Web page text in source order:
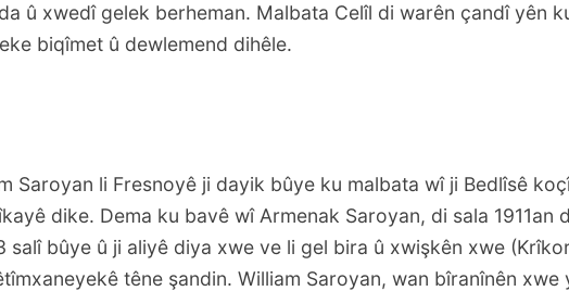
û xwedî gelek berheman. Malbata Celîl di warên çandî yên
biqîmet û dewlemend dihêle.
Saroyan li Fresnoyê ji dayik bûye ku malbata wî ji Bedlîsê
dike. Dema ku bavê wî Armenak Saroyan, di sala 1911an
salî bûye û ji aliyê diya xwe ve li gel bira û xwişkên xwe
têne şandin. William Saroyan, wan bîranînên